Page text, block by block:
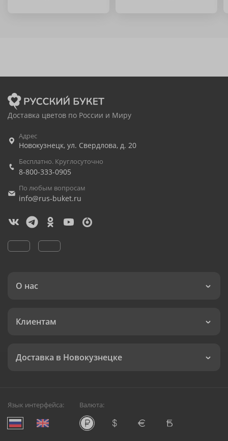
Доставка цветов по России и Миру
Адрес
Новокузнецк, ул. Свердлова, д. 20
Бесплатно. Круглосуточно
8-800-333-0905
По любым вопросам
info@rus-buket.ru
О нас
Клиентам
Доставка в Новокузнецке
Язык интерфейса: Валюта: